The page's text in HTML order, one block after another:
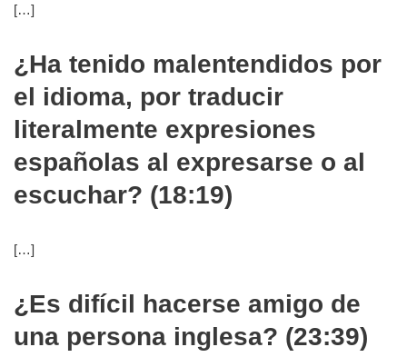
[…]
¿Ha tenido malentendidos por
el idioma, por traducir
literalmente expresiones
españolas al expresarse o al
escuchar? (18:19)
[…]
¿Es difícil hacerse amigo de
una persona inglesa? (23:39)